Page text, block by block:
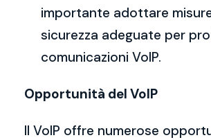
importante adottare
sicurezza adeguate per
comunicazioni VoIP.
Opportunità del VoIP
Il VoIP offre numerose